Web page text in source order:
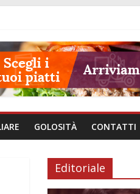
GOLOSITÀ CONTATTI
Editoriale